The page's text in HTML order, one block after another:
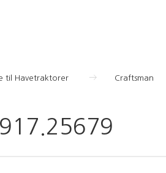
til Havetraktorer Craftsman
917.25679